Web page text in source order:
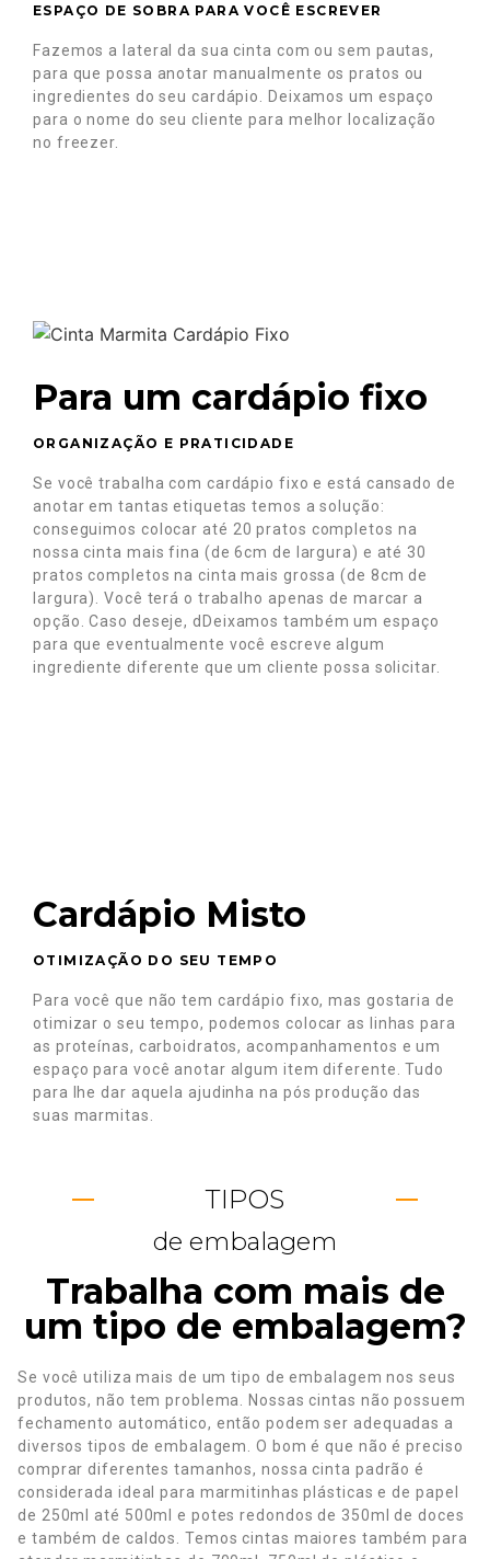
ESPAÇO DE SOBRA PARA VOCÊ ESCREVER
Fazemos a lateral da sua cinta com ou sem pautas,
para que possa anotar manualmente os pratos ou
ingredientes do seu cardápio. Deixamos um espaço
para o nome do seu cliente para melhor localização
no freezer.
Para um cardápio fixo
ORGANIZAÇÃO E PRATICIDADE
Se você trabalha com cardápio fixo e está cansado de
anotar em tantas etiquetas temos a solução:
conseguimos colocar até 20 pratos completos na
nossa cinta mais fina (de 6cm de largura) e até 30
pratos completos na cinta mais grossa (de 8cm de
largura). Você terá o trabalho apenas de marcar a
opção. Caso deseje, d Deixamos também um espaço
para que eventualmente você escreve algum
ingrediente diferente que um cliente possa solicitar.
Cardápio Misto
OTIMIZAÇÃO DO SEU TEMPO
Para você que não tem cardápio fixo, mas gostaria de
otimizar o seu tempo, podemos colocar as linhas para
as proteínas, carboidratos, acompanhamentos e um
espaço para você anotar algum item diferente. Tudo
para lhe dar aquela ajudinha na pós produção das
suas marmitas.
TIPOS
de embalagem
Trabalha com mais de
um tipo de embalagem?
Se você utiliza mais de um tipo de embalagem nos seus
produtos, não tem problema. Nossas cintas não possuem
fechamento automático, então podem ser adequadas a
diversos tipos de embalagem. O bom é que não é preciso
comprar diferentes tamanhos, nossa cinta padrão é
considerada ideal para marmitinhas plásticas e de papel
de 250ml até 500ml e potes redondos de 350ml de doces
e também de caldos. Temos cintas maiores também para